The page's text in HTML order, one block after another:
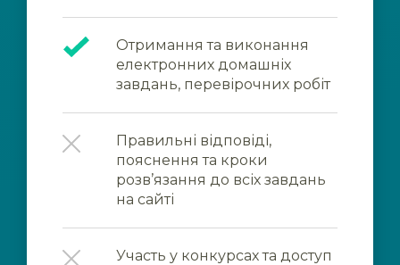
Отримання та виконання
електронних домашніх
завдань, перевірочних робіт
Правильні відповіді,
пояснення та кроки
розв’язання до всіх завдань
на сайті
Участь у конкурсах та доступ